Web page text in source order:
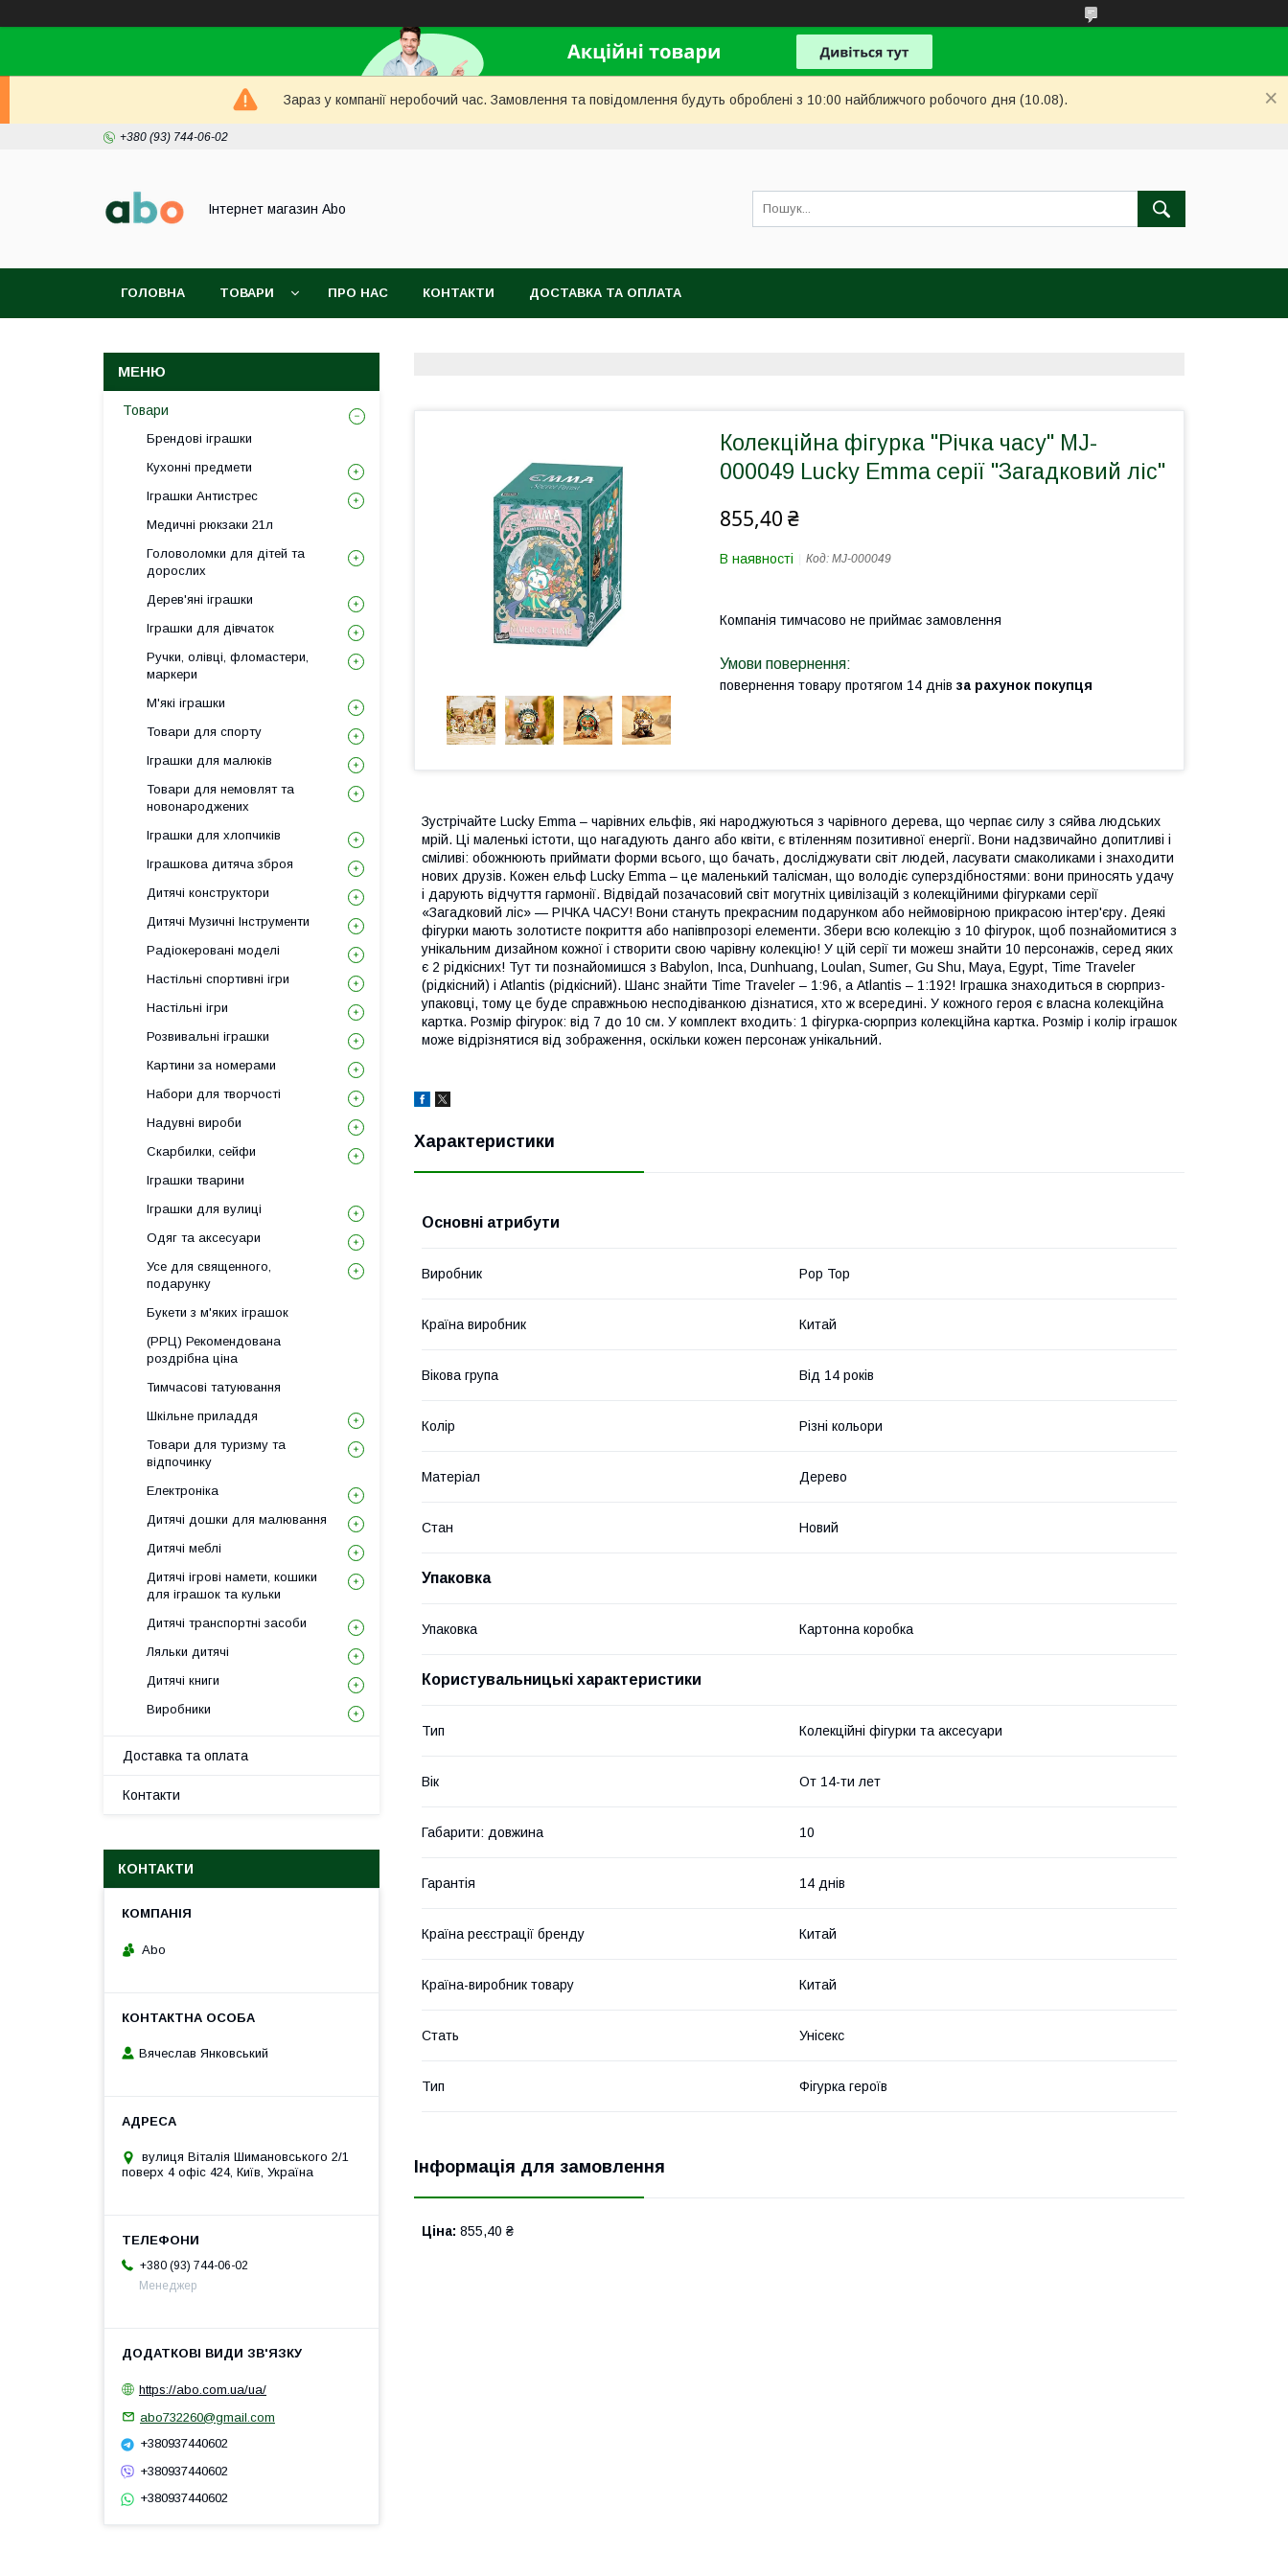
Зараз у компанії неробочий час. Замовлення та повідомлення будуть оброблені з 10:00 найближчого робочого дня (10.08).
+380 (93) 744-06-02
Інтернет магазин Abo
ГОЛОВНА ТОВАРИ ПРО НАС КОНТАКТИ ДОСТАВКА ТА ОПЛАТА
Колекційна фігурка "Річка часу" MJ-
000049 Lucky Emma серії "Загадковий ліс"
855,40 ₴
В наявності Код: MJ-000049
Компанія тимчасово не приймає замовлення
повернення товару протягом 14 днів за рахунок покупця
Зустрічайте Lucky Emma – чарівних ельфів, які народжуються з чарівного дерева, що черпає силу з сяйва людських
мрій. Ці маленькі істоти, що нагадують данго або квіти, є втіленням позитивної енергії. Вони надзвичайно допитливі і
сміливі: обожнюють приймати форми всього, що бачать, досліджувати світ людей, ласувати смаколиками і знаходити
нових друзів. Кожен ельф Lucky Emma – це маленький талісман, що володіє суперздібностями: вони приносять удачу
і дарують відчуття гармонії. Відвідай позачасовий світ могутніх цивілізацій з колекційними фігурками серії
«Загадковий ліс» — РІЧКА ЧАСУ! Вони стануть прекрасним подарунком або неймовірною прикрасою інтер'єру. Деякі
фігурки мають золотисте покриття або напівпрозорі елементи. Збери всю колекцію з 10 фігурок, щоб познайомитися з
унікальним дизайном кожної і створити свою чарівну колекцію! У цій серії ти можеш знайти 10 персонажів, серед яких
є 2 рідкісних! Тут ти познайомишся з Babylon, Inca, Dunhuang, Loulan, Sumer, Gu Shu, Maya, Egypt, Time Traveler
(рідкісний) і Atlantis (рідкісний). Шанс знайти Time Traveler – 1:96, а Atlantis – 1:192! Іграшка знаходиться в сюрприз-
упаковці, тому це буде справжньою несподіванкою дізнатися, хто ж всередині. У кожного героя є власна колекційна
картка. Розмір фігурок: від 7 до 10 см. У комплект входить: 1 фігурка-сюрприз колекційна картка. Розмір і колір іграшок
може відрізнятися від зображення, оскільки кожен персонаж унікальний.
Характеристики
Основні атрибути
Виробник Pop Top
Країна виробник Китай
Вікова група Від 14 років
Колір Різні кольори
Матеріал Дерево
Стан Новий
Упаковка
Упаковка Картонна коробка
Користувальницькі характеристики
Тип Колекційні фігурки та аксесуари
Вік От 14-ти лет
Габарити: довжина 10
Гарантія 14 днів
Країна реєстрації бренду Китай
Країна-виробник товару Китай
Стать Унісекс
Тип Фігурка героїв
Інформація для замовлення
Ціна: 855,40 ₴
Товари
Брендові іграшки
Кухонні предмети
Іграшки Антистрес
Медичні рюкзаки 21л
Головоломки для дітей та
дорослих
Дерев'яні іграшки
Іграшки для дівчаток
Ручки, олівці, фломастери,
маркери
М'які іграшки
Товари для спорту
Іграшки для малюків
Товари для немовлят та
новонароджених
Іграшки для хлопчиків
Іграшкова дитяча зброя
Дитячі конструктори
Дитячі Музичні Інструменти
Радіокеровані моделі
Настільні спортивні ігри
Настільні ігри
Розвивальні іграшки
Картини за номерами
Набори для творчості
Надувні вироби
Скарбилки, сейфи
Іграшки тварини
Іграшки для вулиці
Одяг та аксесуари
Усе для священного,
подарунку
Букети з м'яких іграшок
(РРЦ) Рекомендована
роздрібна ціна
Тимчасові татуювання
Шкільне приладдя
Товари для туризму та
відпочинку
Електроніка
Дитячі дошки для малювання
Дитячі меблі
Дитячі ігрові намети, кошики
для іграшок та кульки
Дитячі транспортні засоби
Ляльки дитячі
Дитячі книги
Виробники
Доставка та оплата
Контакти
КОНТАКТИ
Abo
Вячеслав Янковський
вулиця Віталія Шимановського 2/1
поверх 4 офіс 424, Київ, Україна
+380 (93) 744-06-02
Менеджер
https://abo.com.ua/ua/
abo732260@gmail.com
+380937440602
+380937440602
+380937440602